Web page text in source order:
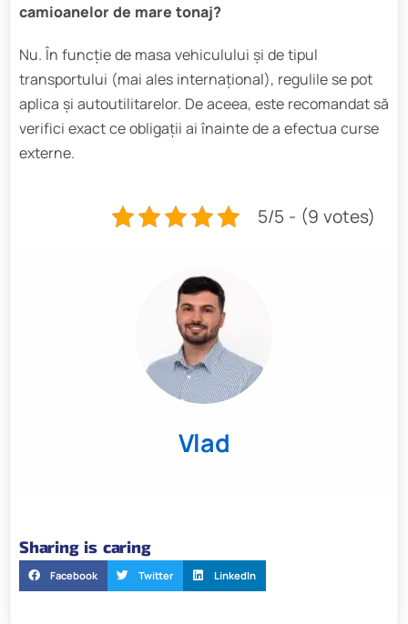
camioanelor de mare tonaj?
Nu. În funcție de masa vehiculului și de tipul
transportului (mai ales internațional), regulile se pot
aplica și autoutilitarelor. De aceea, este recomandat să
verifici exact ce obligații ai înainte de a efectua curse
externe.
5/5 - (9 votes)
Vlad
Sharing is caring
Facebook Twitter LinkedIn